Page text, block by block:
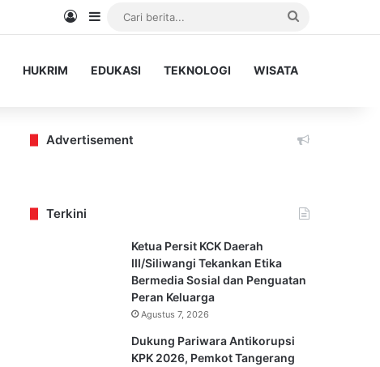
Log InSidebar
HUKRIM EDUKASI TEKNOLOGI WISATA
Advertisement
Terkini
Ketua Persit KCK Daerah
III/Siliwangi Tekankan Etika
Bermedia Sosial dan Penguatan
Peran Keluarga
Agustus 7, 2026
Dukung Pariwara Antikorupsi
KPK 2026, Pemkot Tangerang